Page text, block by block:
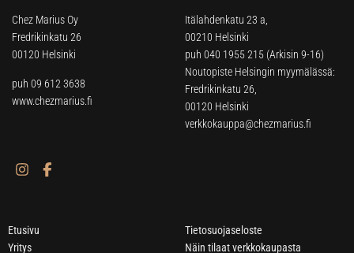
Chez Marius Oy
Fredrikinkatu 26
00120 Helsinki
puh 09 612 3638
www.chezmarius.fi
Itälahdenkatu 23 a,
00210 Helsinki
puh 040 1955 215 (Arkisin 9-16)
Noutopiste Helsingin myymälässä:
Fredrikinkatu 26,
00120 Helsinki
verkkokauppa@chezmarius.fi
Etusivu
Yritys
Tietosuojaseloste
Näin tilaat verkkokaupasta